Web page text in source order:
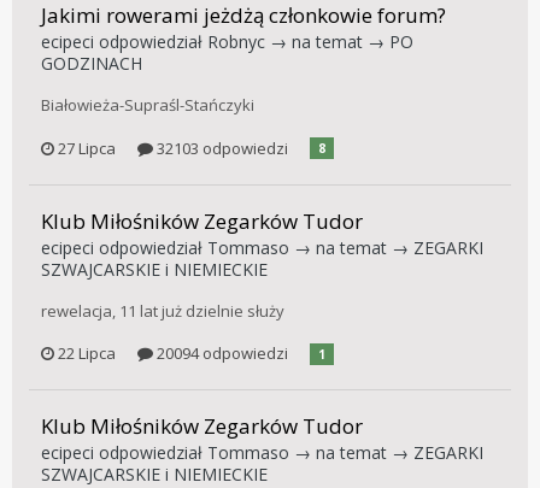
Jakimi rowerami jeżdżą członkowie forum?
ecipeci odpowiedział Robnyc → na temat → PO
GODZINACH
Białowieża-Supraśl-Stańczyki
27 Lipca
32103 odpowiedzi 8
Klub Miłośników Zegarków Tudor
ecipeci odpowiedział Tommaso → na temat → ZEGARKI
SZWAJCARSKIE i NIEMIECKIE
rewelacja, 11 lat już dzielnie służy
22 Lipca
20094 odpowiedzi 1
Klub Miłośników Zegarków Tudor
ecipeci odpowiedział Tommaso → na temat → ZEGARKI
SZWAJCARSKIE i NIEMIECKIE